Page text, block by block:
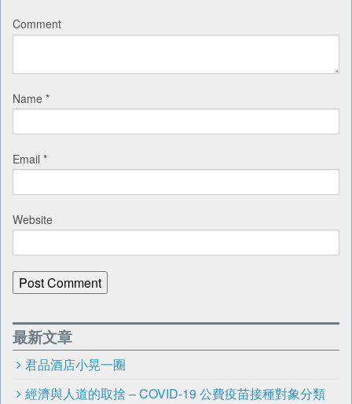
Comment
Name *
Email *
Website
最新文章
君品酒店小晃一圈
經濟與人道的取捨 – COVID-19 公費疫苗接種對象分類